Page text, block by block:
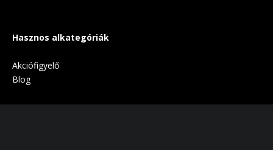
Hasznos alkategóriák
Akciófigyelő
Blog